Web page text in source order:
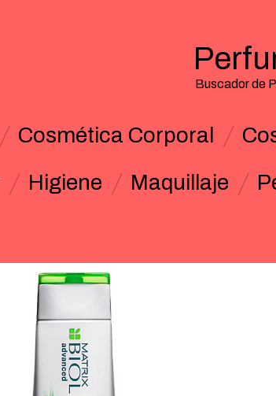
Buscador de
Cosmética Corporal
Higiene Maquillaje